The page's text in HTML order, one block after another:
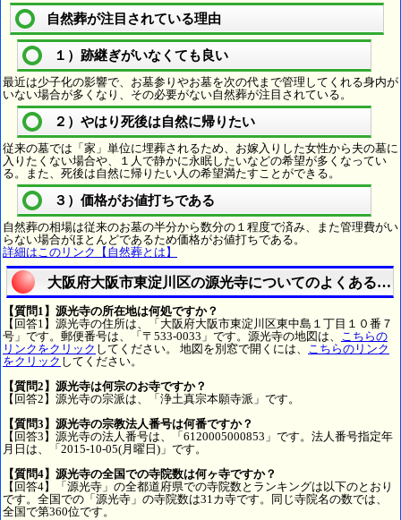
自然葬が注目されている理由
１）跡継ぎがいなくても良い
最近は少子化の影響で、お墓参りやお墓を次の代まで管理してくれる身内が
いない場合が多くなり、その必要がない自然葬が注目されている。
２）やはり死後は自然に帰りたい
従来の墓では「家」単位に埋葬されるため、お嫁入りした女性から夫の墓に
入りたくない場合や、１人で静かに永眠したいなどの希望が多くなってい
る。また、死後は自然に帰りたい人の希望満たすことができる。
３）価格がお値打ちである
自然葬の相場は従来のお墓の半分から数分の１程度で済み、また管理費がい
らない場合がほとんどであるため価格がお値打ちである。
詳細はこのリンク【自然葬とは】
大阪府大阪市東淀川区の源光寺についてのよくある質
【質問1】源光寺の所在地は何処ですか？
【回答1】源光寺の住所は、「大阪府大阪市東淀川区東中島１丁目１０番７
号」です。郵便番号は、「〒533-0033」です。源光寺の地図は、 こちらの
リンクをクリック してください。 地図を別窓で開くには、 こちらのリンク
をクリック してください。
【質問2】源光寺は何宗のお寺ですか？
【回答2】源光寺の宗派は、「浄土真宗本願寺派」です。
【質問3】源光寺の宗教法人番号は何番ですか？
【回答3】源光寺の法人番号は、「6120005000853」です。法人番号指定年
月日は、「2015-10-05(月曜日)」です。
【質問4】源光寺の全国での寺院数は何ヶ寺ですか？
【回答4】「源光寺」の全都道府県での寺院数とランキングは以下のとおり
です。全国での「源光寺」の寺院数は31カ寺です。同じ寺院名の数では、
全国で第360位です。